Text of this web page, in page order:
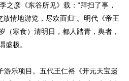
彦《东谷所见》载：“拜扫了事，
情地游览，尽欢而归”。明代《帝王
（寒食）清明日，都人踏青，舆者，
盛极。
乐项目。五代王仁裕《开元天宝遗